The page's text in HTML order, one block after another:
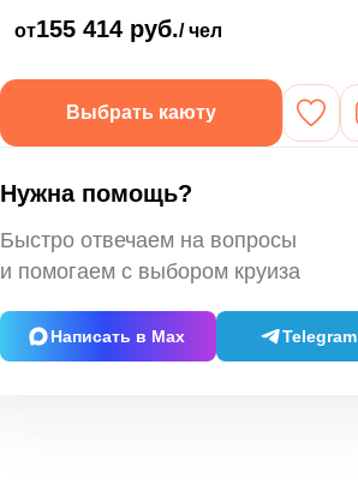
от155 414 руб./ чел
Выбрать каюту
Нужна помощь?
Быстро отвечаем на вопросы
и помогаем с выбором круиза
Написать в Max Telegram